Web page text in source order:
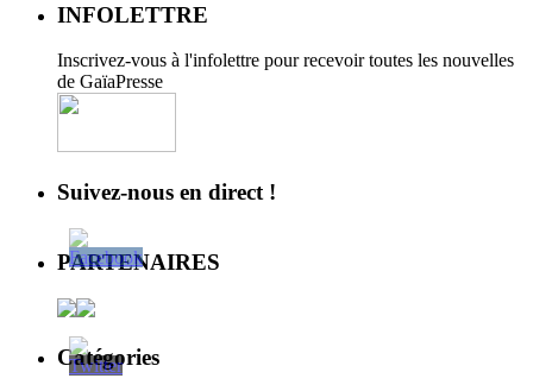
INFOLETTRE
Inscrivez-vous à l'infolettre pour recevoir toutes les nouvelles
de GaïaPresse
Suivez-nous en direct !
PARTENAIRES
Catégories